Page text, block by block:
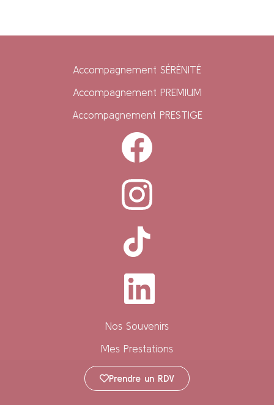
Accompagnement SÉRÉNITÉ
Accompagnement PREMIUM
Accompagnement PRESTIGE
Nos Souvenirs
Mes Prestations
Prendre un RDV